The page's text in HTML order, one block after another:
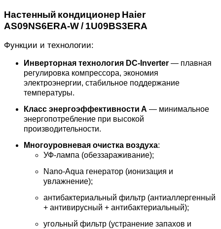
Настенный кондиционер Haier
AS09NS6ERA‑W / 1U09BS3ERA
Функции и технологии:
Инверторная технология DC‑Inverter — плавная
регулировка компрессора, экономия
электроэнергии, стабильное поддержание
температуры.
Класс энергоэффективности A — минимальное
энергопотребление при высокой
производительности.
Многоуровневая очистка воздуха:
УФ‑лампа (обеззараживание);
Nano‑Aqua генератор (ионизация и
увлажнение);
антибактериальный фильтр (антиаллергенный
+ антивирусный + антибактериальный);
угольный фильтр (устранение запахов и